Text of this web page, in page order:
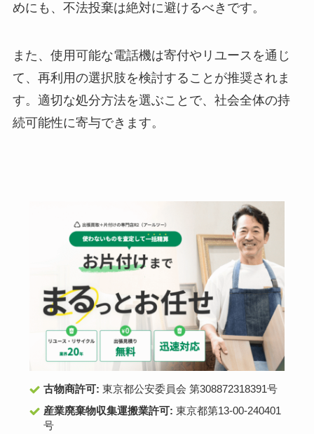
めにも、不法投棄は絶対に避けるべきです。
また、使用可能な電話機は寄付やリユースを通じ
て、再利用の選択肢を検討することが推奨されま
す。適切な処分方法を選ぶことで、社会全体の持
続可能性に寄与できます。
古物商許可: 東京都公安委員会 第308872318391号
産業廃棄物収集運搬業許可: 東京都第13-00-240401
号